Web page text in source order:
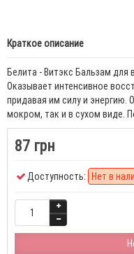
Краткое описание
Белита - Витэкс Бальзам
Оказывает интенсивное
придавая им силу и энергию.
мокром, так и в сухом виде.
87 грн
Доступность: Нет в